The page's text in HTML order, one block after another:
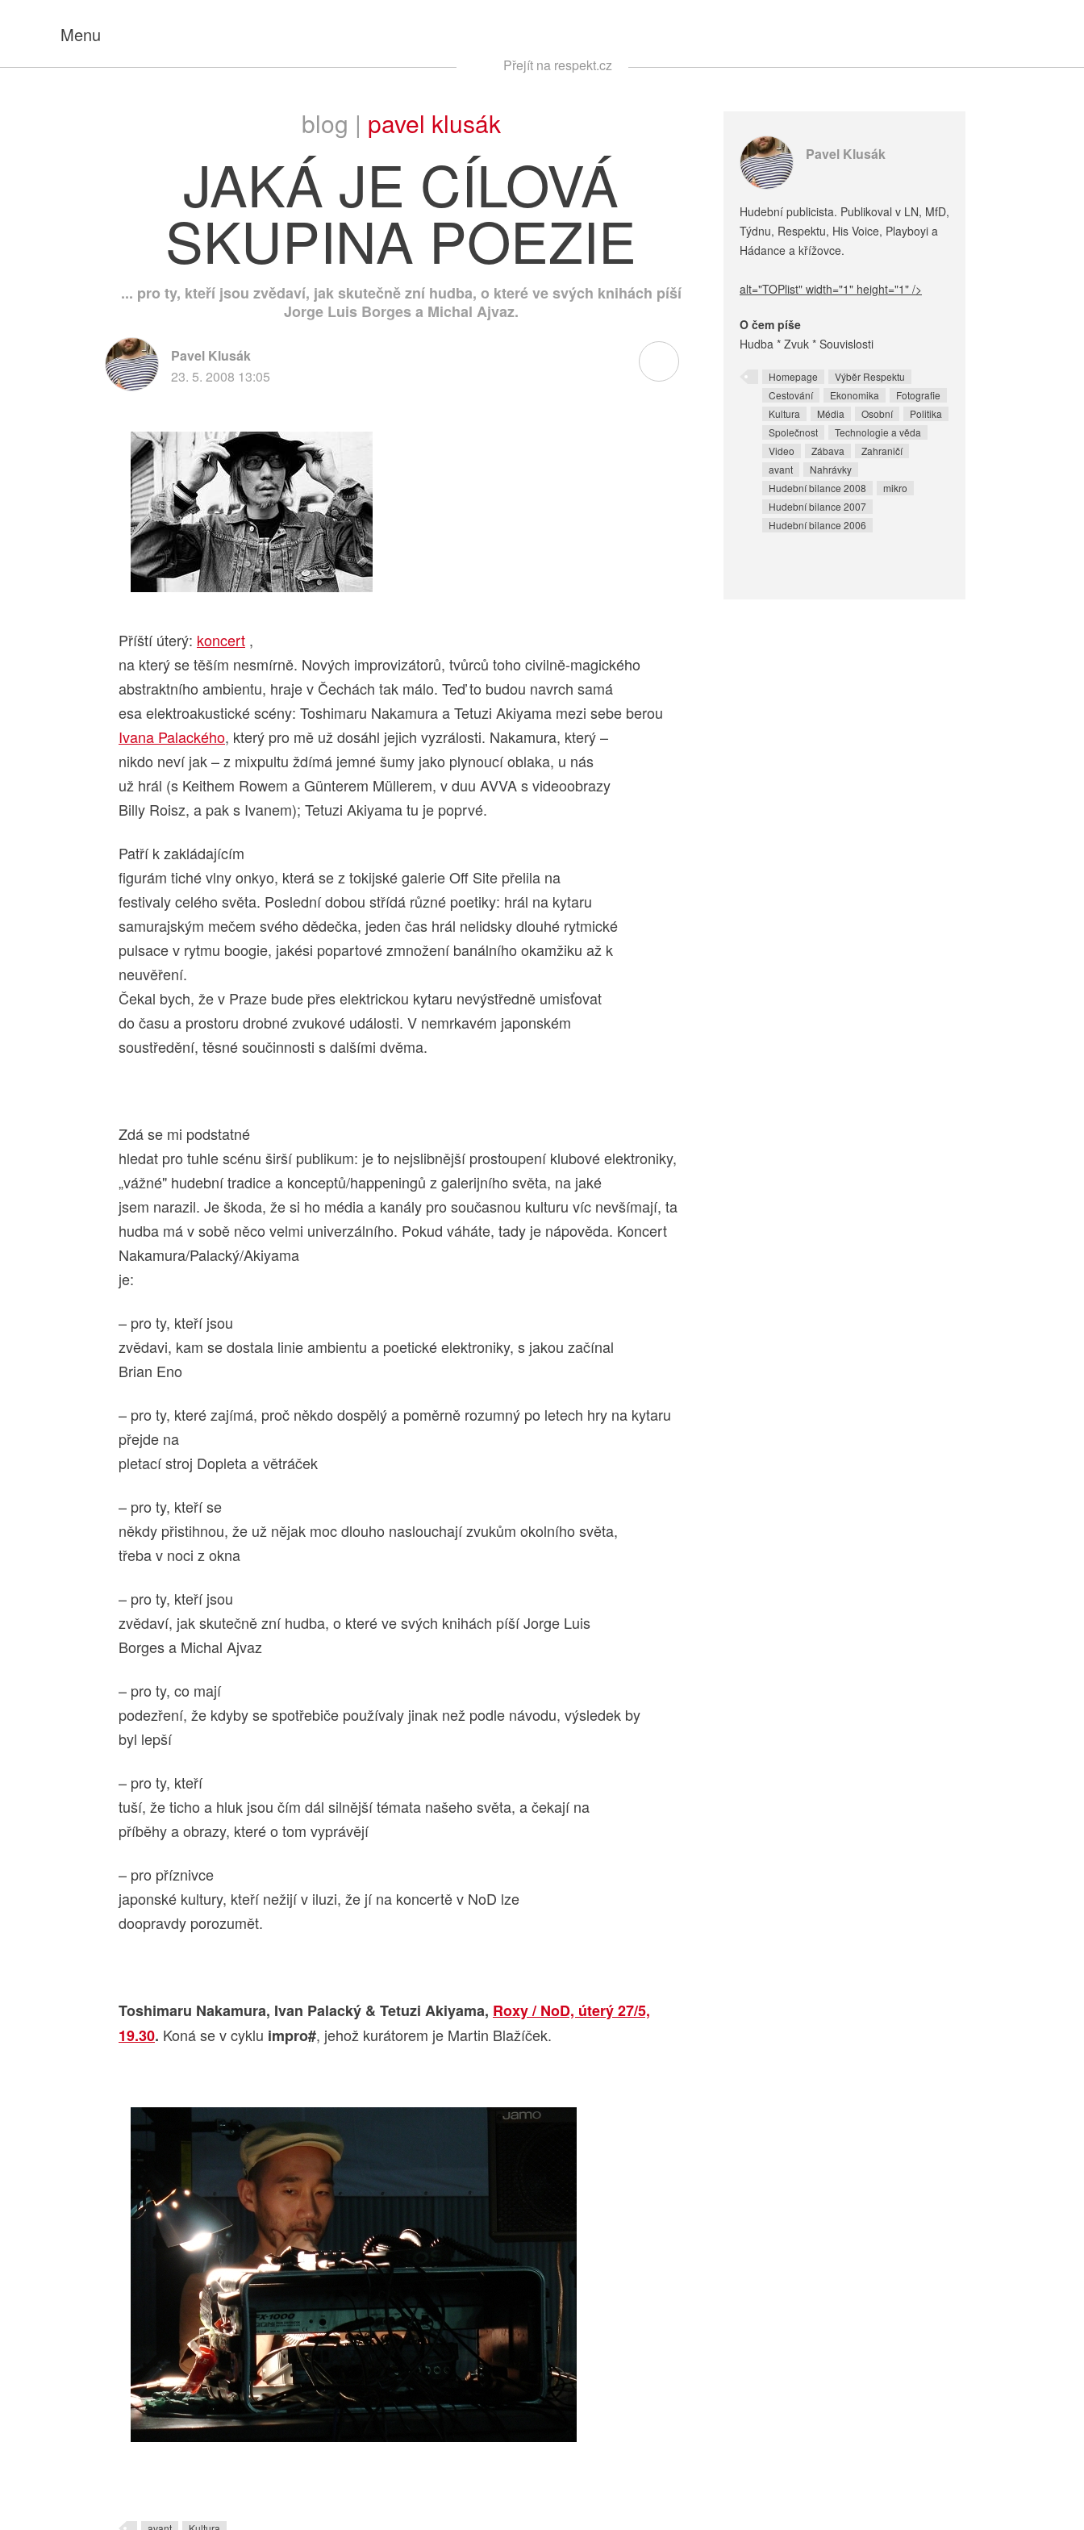
Menu
Přejít na respekt.cz
blog | pavel klusák
JAKÁ JE CÍLOVÁ
SKUPINA POEZIE
... pro ty, kteří jsou zvědaví, jak skutečně zní hudba, o které ve svých knihách píší
Jorge Luis Borges a Michal Ajvaz.
Pavel Klusák
23. 5. 2008 13:05
Příští úterý: koncert ,
na který se těším nesmírně. Nových improvizátorů, tvůrců toho civilně-magického
abstraktního ambientu, hraje v Čechách tak málo. Teď to budou navrch samá
esa elektroakustické scény: Toshimaru Nakamura a Tetuzi Akiyama mezi sebe berou
Ivana Palackého, který pro mě už dosáhl jejich vyzrálosti. Nakamura, který –
nikdo neví jak – z mixpultu ždímá jemné šumy jako plynoucí oblaka, u nás
už hrál (s Keithem Rowem a Günterem Müllerem, v duu AVVA s videoobrazy
Billy Roisz, a pak s Ivanem); Tetuzi Akiyama tu je poprvé.
Patří k zakládajícím
figurám tiché vlny onkyo, která se z tokijské galerie Off Site přelila na
festivaly celého světa. Poslední dobou střídá různé poetiky: hrál na kytaru
samurajským mečem svého dědečka, jeden čas hrál nelidsky dlouhé rytmické
pulsace v rytmu boogie, jakési popartové zmnožení banálního okamžiku až k
neuvěření.
Čekal bych, že v Praze bude přes elektrickou kytaru nevýstředně umisťovat
do času a prostoru drobné zvukové události. V nemrkavém japonském
soustředění, těsné součinnosti s dalšími dvěma.
Zdá se mi podstatné
hledat pro tuhle scénu širší publikum: je to nejslibnější prostoupení klubové elektroniky,
„vážné" hudební tradice a konceptů/happeningů z galerijního světa, na jaké
jsem narazil. Je škoda, že si ho média a kanály pro současnou kulturu víc nevšímají, ta
hudba má v sobě něco velmi univerzálního. Pokud váháte, tady je nápověda. Koncert
Nakamura/Palacký/Akiyama
je:
– pro ty, kteří jsou
zvědavi, kam se dostala linie ambientu a poetické elektroniky, s jakou začínal
Brian Eno
– pro ty, které zajímá, proč někdo dospělý a poměrně rozumný po letech hry na kytaru
přejde na
pletací stroj Dopleta a větráček
– pro ty, kteří se
někdy přistihnou, že už nějak moc dlouho naslouchají zvukům okolního světa,
třeba v noci z okna
– pro ty, kteří jsou
zvědaví, jak skutečně zní hudba, o které ve svých knihách píší Jorge Luis
Borges a Michal Ajvaz
– pro ty, co mají
podezření, že kdyby se spotřebiče používaly jinak než podle návodu, výsledek by
byl lepší
– pro ty, kteří
tuší, že ticho a hluk jsou čím dál silnější témata našeho světa, a čekají na
příběhy a obrazy, které o tom vyprávějí
– pro příznivce
japonské kultury, kteří nežijí v iluzi, že jí na koncertě v NoD lze
doopravdy porozumět.
Toshimaru Nakamura, Ivan Palacký & Tetuzi Akiyama, Roxy / NoD, úterý 27/5,
19.30. Koná se v cyklu impro#, jehož kurátorem je Martin Blažíček.
Pavel Klusák
Hudební publicista. Publikoval v LN, MfD,
Týdnu, Respektu, His Voice, Playboyi a
Hádance a křížovce.
alt="TOPlist" width="1" height="1" />
O čem píše
Hudba * Zvuk * Souvislosti
Homepage
Výběr Respektu
Cestování
Ekonomika
Fotografie
Kultura
Média Osobní
Politika
Společnost
Technologie a věda
Video
Zábava
Zahraničí
avant
Nahrávky
Hudební bilance 2008
mikro
Hudební bilance 2007
Hudební bilance 2006